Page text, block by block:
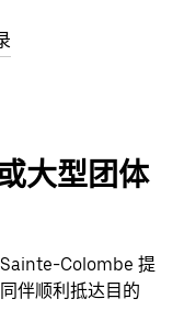
大型团体
Colombe 提
伴顺利抵达目的